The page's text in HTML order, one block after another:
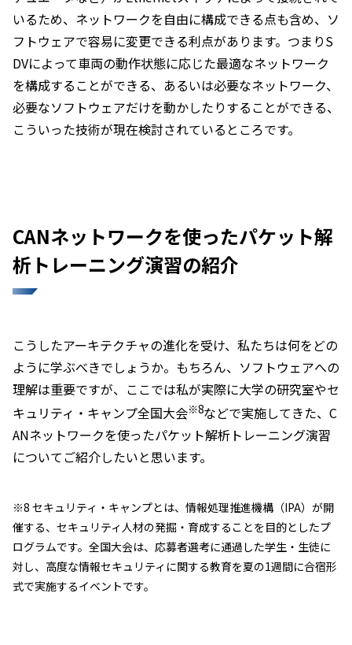
いるため、ネットワークを自由に構成できる点も含め、ソ
フトウェアで容易に変更できる利点があります。つまりS
DVによって車両の動作状態に応じた最適なネットワーク
を構成することができる、あるいは必要なネットワーク、
必要なソフトウェアだけを動かしたりすることができる、
こういった技術が現在検討されているところです。
CANネットワークを使ったパケット解
析トレーニング演習の紹介
こうしたアーキテクチャの進化を受け、私たちは何をどの
ように学ぶべきでしょうか。もちろん、ソフトウェアへの
理解は重要ですが、ここでは私が実際に大学の研究室やセ
キュリティ・キャンプ全国大会※8などで実施してきた、C
ANネットワークを使ったパケット解析トレーニング演習
についてご紹介したいと思います。
※8 セキュリティ・キャンプとは、情報処理推進機構（IPA）が開
催する、セキュリティ人材の発掘・育成することを目的としたプ
ログラムです。全国大会は、応募者選考に通過した学生・生徒に
対し、高度な情報セキュリティに関する教育を夏の1週間に合宿形
式で実施するイベントです。